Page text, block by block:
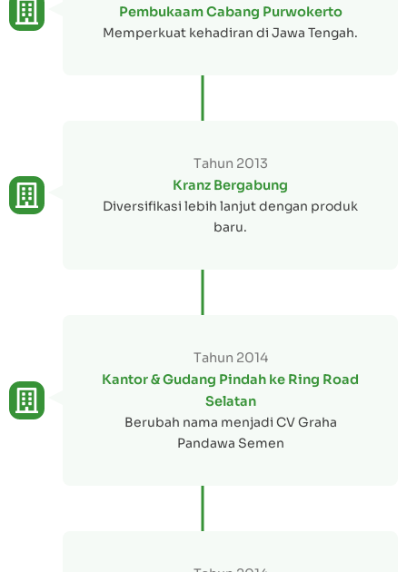
Pembukaam Cabang Purwokerto
Memperkuat kehadiran di Jawa Tengah.
Tahun 2013
Kranz Bergabung
Diversifikasi lebih lanjut dengan produk
baru.
Tahun 2014
Kantor & Gudang Pindah ke Ring Road
Selatan
Berubah nama menjadi CV Graha
Pandawa Semen